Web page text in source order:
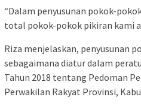
“Dalam penyusunan pokok-
total pokok-pokok pikiran kami
Riza menjelaskan, penyusunan
sebagaimana diatur dalam
Tahun 2018 tentang Pedoman
Perwakilan Rakyat Provinsi,